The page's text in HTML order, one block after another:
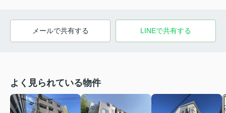
メールで共有する LINEで共有する
よく見られている物件